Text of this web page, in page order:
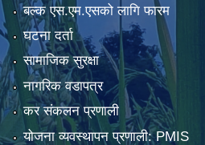
बल्क एस.एम.एसको लागि फारम
घटना दर्ता
सामाजिक सुरक्षा
नागरिक वडापत्र
कर संकलन प्रणाली
योजना व्यवस्थापन प्रणाली: PMIS